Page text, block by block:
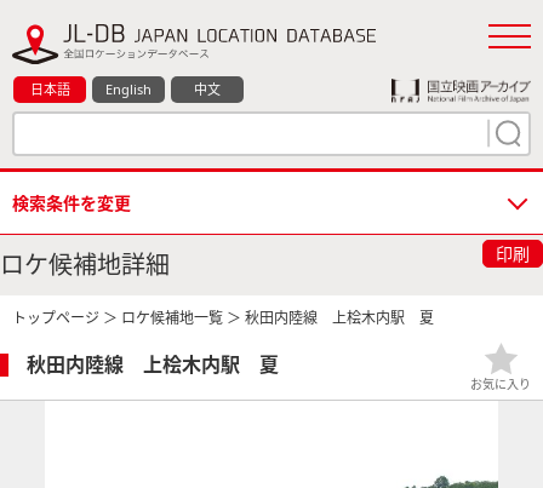
日本語 English 中文
検索条件を変更
ロケ候補地詳細 印刷
トップページ ＞ ロケ候補地一覧 ＞ 秋田内陸線 上桧木内駅 夏
秋田内陸線 上桧木内駅 夏
お気に入り